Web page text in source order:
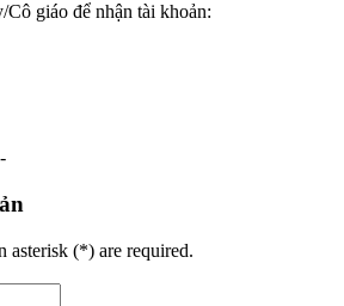
giáo để nhận tài khoản:
asterisk (*) are required.